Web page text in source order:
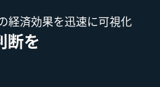
経済効果を迅速に可視化
断を